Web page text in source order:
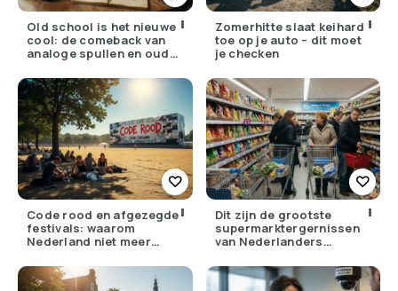
Old school is het nieuwe
cool: de comeback van
analoge spullen en oude
Zomerhitte slaat keihard
toe op je auto – dit moet
je checken
Code rood en afgezegde
festivals: waarom
Nederland niet meer
Dit zijn de grootste
supermarktergernissen
van Nederlanders